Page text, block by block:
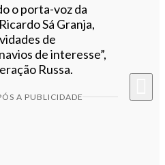
o porta-voz da
Sá Granja,
de
de interesse”,
Russa.
A PUBLICIDADE